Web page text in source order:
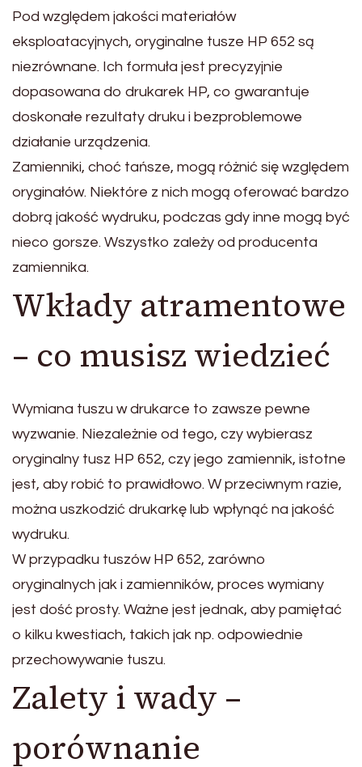
Pod względem jakości materiałów
eksploatacyjnych, oryginalne tusze HP 652 są
niezrównane. Ich formuła jest precyzyjnie
dopasowana do drukarek HP, co gwarantuje
doskonałe rezultaty druku i bezproblemowe
działanie urządzenia.
Zamienniki, choć tańsze, mogą różnić się względem
oryginałów. Niektóre z nich mogą oferować bardzo
dobrą jakość wydruku, podczas gdy inne mogą być
nieco gorsze. Wszystko zależy od producenta
zamiennika.
Wkłady atramentowe
– co musisz wiedzieć
Wymiana tuszu w drukarce to zawsze pewne
wyzwanie. Niezależnie od tego, czy wybierasz
oryginalny tusz HP 652, czy jego zamiennik, istotne
jest, aby robić to prawidłowo. W przeciwnym razie,
można uszkodzić drukarkę lub wpłynąć na jakość
wydruku.
W przypadku tuszów HP 652, zarówno
oryginalnych jak i zamienników, proces wymiany
jest dość prosty. Ważne jest jednak, aby pamiętać
o kilku kwestiach, takich jak np. odpowiednie
przechowywanie tuszu.
Zalety i wady –
porównanie